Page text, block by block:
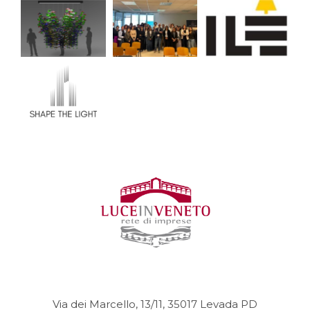
Via dei Marcello, 13/11, 35017 Levada PD